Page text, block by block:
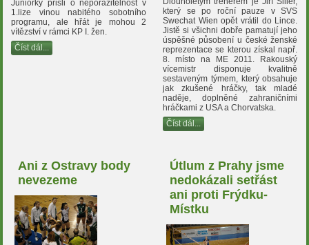
Juniorky přišli o neporazitelnost v
1.lize vinou nabitého sobotního
programu, ale hřát je mohou 2
vítězství v rámci KP I. žen.
Číst dál...
který se po roční pauze v SVS
Swechat Wien opět vrátil do Lince.
Jistě si všichni dobře pamatují jeho
úspěšné působení u české ženské
reprezentace se kterou získal např.
8. místo na ME 2011. Rakouský
vícemistr disponuje kvalitně
sestaveným týmem, který obsahuje
jak zkušené hráčky, tak mladé
naděje, doplněné zahraničními
hráčkami z USA a Chorvatska.
Číst dál...
Ani z Ostravy body
nevezeme
Útlum z Prahy jsme
nedokázali setřást
ani proti Frýdku-
Místku